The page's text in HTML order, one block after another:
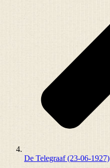
De Telegraaf (23-06-1927)